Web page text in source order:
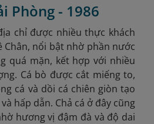
Phòng - 1986
chỉ được nhiều thực khách
Chân, nổi bật nhờ phần nước
quá mặn, kết hợp với nhiều
Cá bò được cắt miếng to,
cá và dồi cá chiên giòn tạo
hấp dẫn. Chả cá ở đây cũng
hương vị đậm đà và độ dai